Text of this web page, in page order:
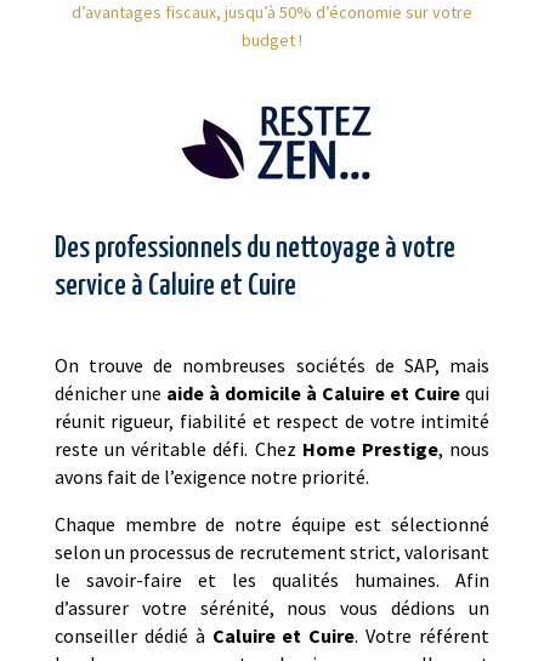
d’avantages fiscaux, jusqu’à 50% d’économie sur votre
budget !
Des professionnels du nettoyage à votre
service à Caluire et Cuire
On trouve de nombreuses sociétés de SAP, mais
dénicher une aide à domicile à Caluire et Cuire qui
réunit rigueur, fiabilité et respect de votre intimité
reste un véritable défi. Chez Home Prestige, nous
avons fait de l’exigence notre priorité.
Chaque membre de notre équipe est sélectionné
selon un processus de recrutement strict, valorisant
le savoir-faire et les qualités humaines. Afin
d’assurer votre sérénité, nous vous dédions un
conseiller dédié à Caluire et Cuire. Votre référent